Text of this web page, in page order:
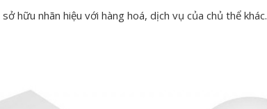
hữu nhãn hiệu với hàng hoá, dịch vụ của chủ thể khác.